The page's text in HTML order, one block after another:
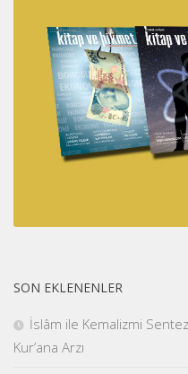
SON EKLENENLER
İslâm ile Kemalizmi
Kur’ana Arzı